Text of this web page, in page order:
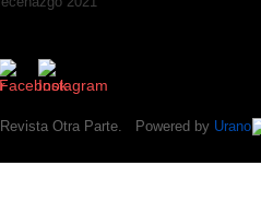
Revista Otra Parte. Powered by Urano